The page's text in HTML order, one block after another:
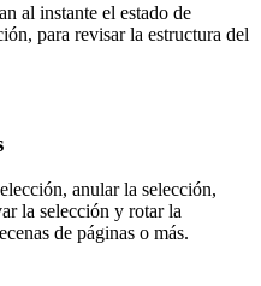
al instante el estado de
para revisar la estructura del
anular la selección,
la selección y rotar la
de páginas o más.